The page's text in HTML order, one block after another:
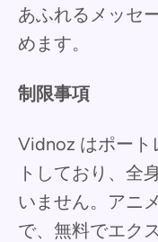
あふれるメッセ
めます。
制限事項
Vidnoz はポート
トしており、全
いません。アニ
で、無料でエク